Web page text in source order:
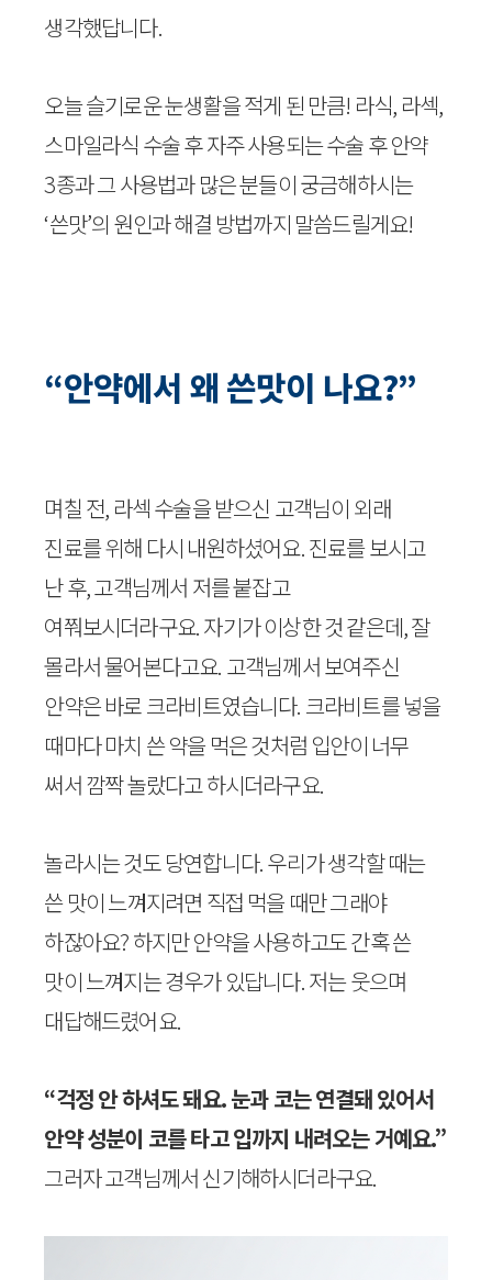
생각했답니다.
오늘 슬기로운 눈생활을 적게 된 만큼! 라식, 라섹,
스마일라식 수술 후 자주 사용되는 수술 후 안약
3종과 그 사용법과 많은 분들이 궁금해하시는
‘쓴맛’의 원인과 해결 방법까지 말씀드릴게요!
“안약에서 왜 쓴맛이 나요?”
며칠 전, 라섹 수술을 받으신 고객님이 외래
진료를 위해 다시 내원하셨어요. 진료를 보시고
난 후, 고객님께서 저를 붙잡고
여쭤보시더라구요. 자기가 이상한 것 같은데, 잘
몰라서 물어본다고요. 고객님께서 보여주신
안약은 바로 크라비트였습니다. 크라비트를 넣을
때마다 마치 쓴 약을 먹은 것처럼 입안이 너무
써서 깜짝 놀랐다고 하시더라구요.
놀라시는 것도 당연합니다. 우리가 생각할 때는
쓴 맛이 느껴지려면 직접 먹을 때만 그래야
하잖아요? 하지만 안약을 사용하고도 간혹 쓴
맛이 느껴지는 경우가 있답니다. 저는 웃으며
대답해드렸어요.
“걱정 안 하셔도 돼요. 눈과 코는 연결돼 있어서
안약 성분이 코를 타고 입까지 내려오는 거예요.”
그러자 고객님께서 신기해하시더라구요.